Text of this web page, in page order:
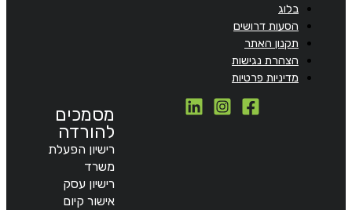
בלוג
הסעות דרושים
תקנון האתר
הצהרת נגישות
מדיניות פרטיות
מסמכים
להורדה
רישיון הפעלת
משרד
רישיון עסק
אישור קיום